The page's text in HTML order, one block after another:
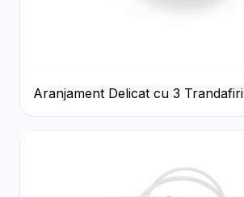
Aranjament Delicat cu 3 Trandafiri
Roz în Cutie Albă